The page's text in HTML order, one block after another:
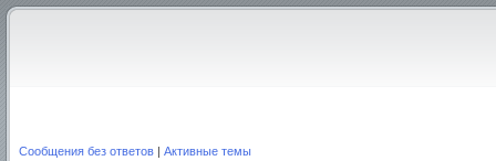
Сообщения без ответов | Активные темы